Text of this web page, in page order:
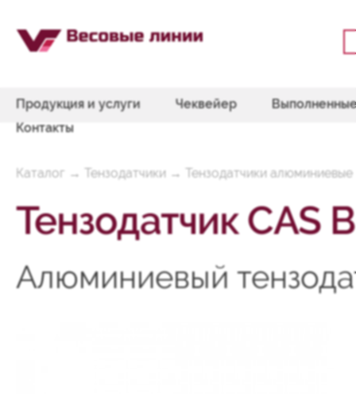
Продукция и услуги Чеквейер
Контакты
Каталог → Тензодатчики → Тензодатчики
Тензодатчик CAS
Алюминиевый